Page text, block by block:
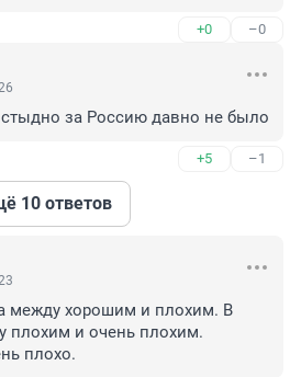
+0 –0
за Россию давно не было
+5 –1
10 ответов
между хорошим и плохим. В
плохим и очень плохим.
плохо.